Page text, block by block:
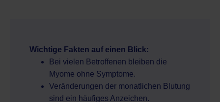
Wichtige Fakten auf einen Blick:
Bei vielen Betroffenen bleiben die
Myome ohne Symptome.
Veränderungen der monatlichen Blutung
sind ein häufiges Anzeichen.